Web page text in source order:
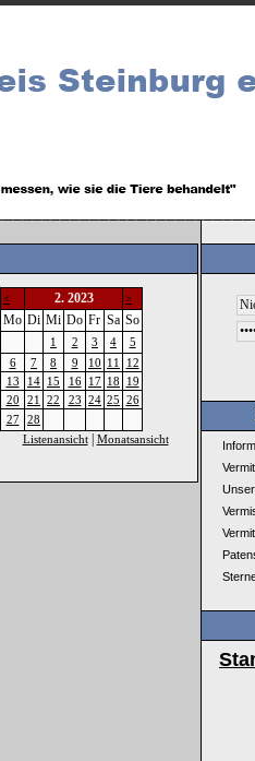
< 2. 2023 >
Mo Di Mi Do Fr Sa So
1 2 3 4
5
6
7 8 9 10 11
12
13
14 15 16 17 18
19
20
21 22 23 24 25 26
27
28
Listenansicht| Monatsansicht